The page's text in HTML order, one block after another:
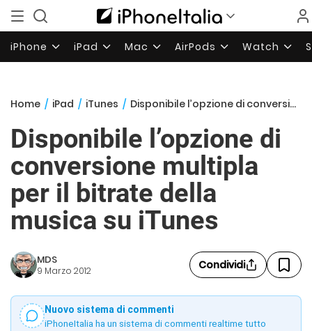
iPhone iPad Mac AirPods Watch
Home / iPad / iTunes / Disponibile l’opzione di conversione multipla per il bitrate della musica su iTunes
Disponibile l’opzione di
conversione multipla
per il bitrate della
musica su iTunes
MDS
9 Marzo 2012 Condividi
Nuovo sistema di commenti
iPhoneItalia ha un sistema di commenti realtime tutto